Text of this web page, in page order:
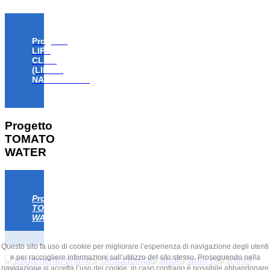
Progetto
LIFE
CLAW
(LIFE18
NAT/IT/000806)
Progetto
TOMATO
WATER
Progetto
TOMATO
WATER
Questo sito fa uso di cookie per migliorare l’esperienza di navigazione degli utenti
e per raccogliere informazioni sull’utilizzo del sito stesso. Proseguendo nella
navigazione si accetta l’uso dei cookie; in caso contrario è possibile abbandonare